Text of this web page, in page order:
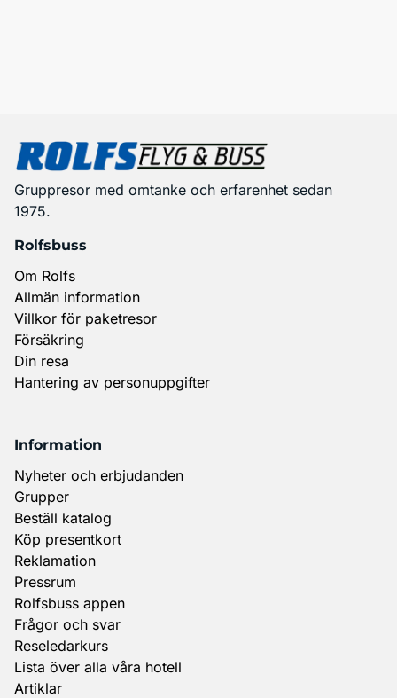
Gruppresor med omtanke och erfarenhet sedan
1975.
Rolfsbuss
Om Rolfs
Allmän information
Villkor för paketresor
Försäkring
Din resa
Hantering av personuppgifter
Information
Nyheter och erbjudanden
Grupper
Beställ katalog
Köp presentkort
Reklamation
Pressrum
Rolfsbuss appen
Frågor och svar
Reseledarkurs
Lista över alla våra hotell
Artiklar